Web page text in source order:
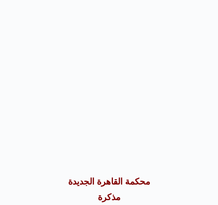
محكمة القاهرة الجديدة
مذكرة